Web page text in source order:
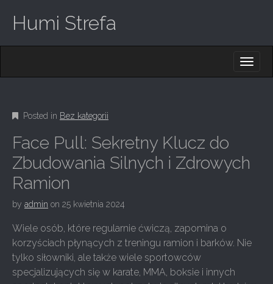
Humi Strefa
M
E
N
U
C
N
T
E
N
T
Posted in Bez kategorii
Face Pull: Sekretny Klucz do
Zbudowania Silnych i Zdrowych
Ramion
by admin on 25 kwietnia 2024
Wiele osób, które regularnie ćwiczą, zapomina o
korzyściach płynących z treningu ramion i barków. Nie
tylko siłowniki, ale także wiele sportowców
specjalizujących się w karate, MMA, boksie i innych